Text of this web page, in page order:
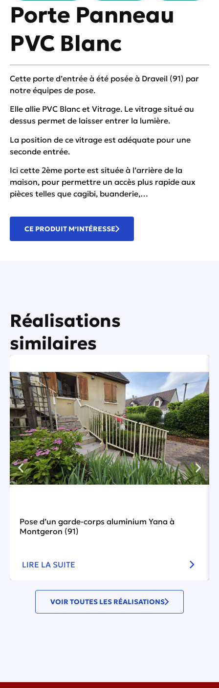
Porte Panneau
PVC Blanc
Cette porte d’entrée à été posée à Draveil (91) par
notre équipes de pose.
Elle allie PVC Blanc et Vitrage. Le vitrage situé au
dessus permet de laisser entrer la lumière.
La position de ce vitrage est adéquate pour une
seconde entrée.
Ici cette 2ème porte est située à l’arrière de la
maison, pour permettre un accès plus rapide aux
pièces telles que cagibi, buanderie,…
CE PRODUIT M’INTÉRESSE
Réalisations
similaires
Pose d’un garde-corps aluminium Yana à
Montgeron (91)
LIRE LA SUITE
VOIR TOUTES LES RÉALISATIONS